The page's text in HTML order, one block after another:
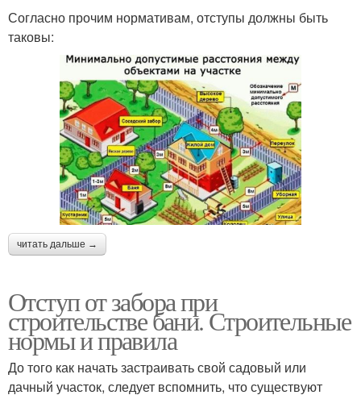
Согласно прочим нормативам, отступы должны быть
таковы:
читать дальше →
Отступ от забора при
строительстве бани. Строительные
нормы и правила
До того как начать застраивать свой садовый или
дачный участок, следует вспомнить, что существуют